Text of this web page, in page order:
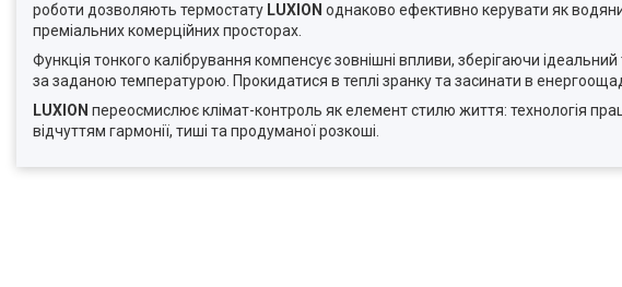
роботи дозволяють термостату LUXION однаково ефективно керувати як
преміальних комерційних просторах.
Функція тонкого калібрування компенсує зовнішні впливи, зберігаючи
за заданою температурою. Прокидатися в теплі зранку та засинати в
LUXION переосмислює клімат-контроль як елемент стилю життя: технологія
відчуттям гармонії, тиші та продуманої розкоші.